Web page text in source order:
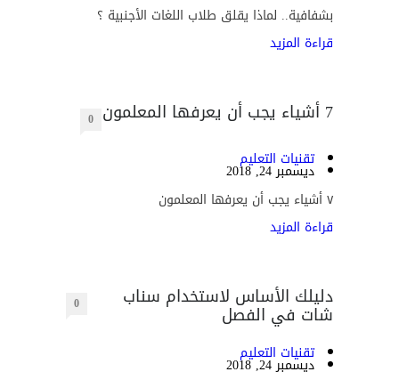
بشفافية.. لماذا يقلق طلاب اللغات الأجنبية ؟
قراءة المزيد
7 أشياء يجب أن يعرفها المعلمون 0
تقنيات التعليم
ديسمبر 24, 2018
٧ أشياء يجب أن يعرفها المعلمون
قراءة المزيد
دليلك الأساس لاستخدام سناب
شات في الفصل 0
تقنيات التعليم
ديسمبر 24, 2018